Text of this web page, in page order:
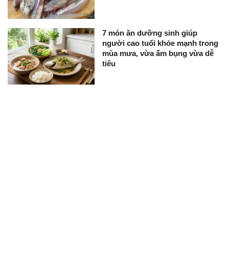
7 món ăn dưỡng sinh giúp
người cao tuổi khỏe mạnh trong
mùa mưa, vừa ấm bụng vừa dễ
tiêu